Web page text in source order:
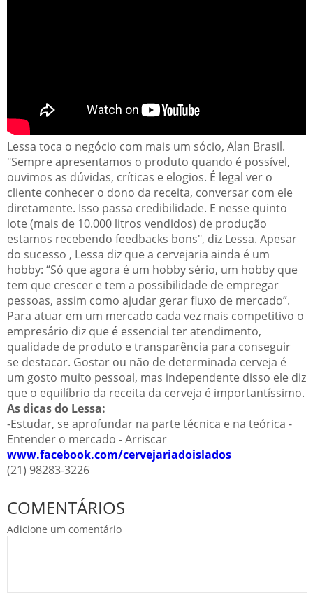
Lessa toca o negócio com mais um sócio, Alan Brasil.
"Sempre apresentamos o produto quando é possível,
ouvimos as dúvidas, críticas e elogios. É legal ver o
cliente conhecer o dono da receita, conversar com ele
diretamente. Isso passa credibilidade. E nesse quinto
lote (mais de 10.000 litros vendidos) de produção
estamos recebendo feedbacks bons", diz Lessa. Apesar
do sucesso , Lessa diz que a cervejaria ainda é um
hobby: “Só que agora é um hobby sério, um hobby que
tem que crescer e tem a possibilidade de empregar
pessoas, assim como ajudar gerar fluxo de mercado”.
Para atuar em um mercado cada vez mais competitivo o
empresário diz que é essencial ter atendimento,
qualidade de produto e transparência para conseguir
se destacar. Gostar ou não de determinada cerveja é
um gosto muito pessoal, mas independente disso ele diz
que o equilíbrio da receita da cerveja é importantíssimo.
As dicas do Lessa:
-Estudar, se aprofundar na parte técnica e na teórica -
Entender o mercado - Arriscar
www.facebook.com/cervejariadoislados
(21) 98283-3226
COMENTÁRIOS
Adicione um comentário